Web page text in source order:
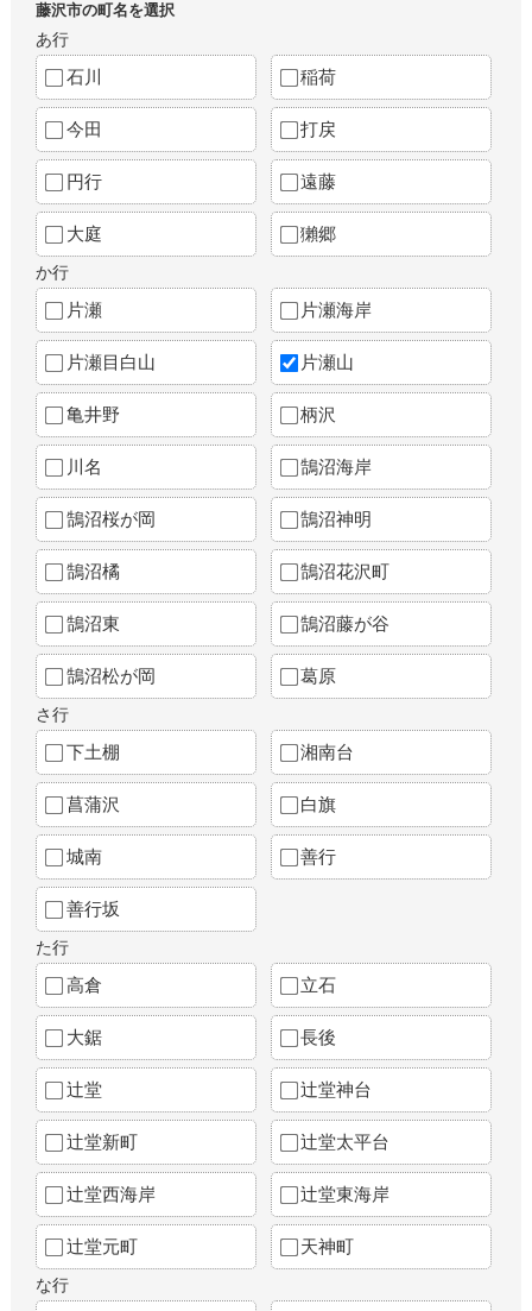
藤沢市の町名を選択
あ行
石川 稲荷
今田 打戻
円行 遠藤
大庭 獺郷
か行
片瀬 片瀬海岸
片瀬目白山 片瀬山
亀井野 柄沢
川名 鵠沼海岸
鵠沼桜が岡 鵠沼神明
鵠沼橘 鵠沼花沢町
鵠沼東 鵠沼藤が谷
鵠沼松が岡 葛原
さ行
下土棚 湘南台
菖蒲沢 白旗
城南 善行
善行坂
た行
高倉 立石
大鋸 長後
辻堂 辻堂神台
辻堂新町 辻堂太平台
辻堂西海岸 辻堂東海岸
辻堂元町 天神町
な行